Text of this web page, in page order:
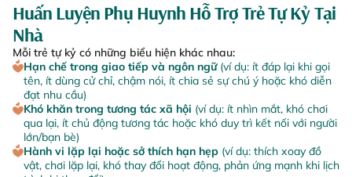
Huấn Luyện Phụ Huynh Hỗ Trợ Trẻ Tự Kỷ Tại
Nhà
Mỗi trẻ tự kỷ có những biểu hiện khác nhau:
Hạn chế trong giao tiếp và ngôn ngữ (ví dụ: ít đáp lại khi gọi
tên, ít dùng cử chỉ, chậm nói, ít chia sẻ sự chú ý hoặc khó diễn
đạt nhu cầu)
Khó khăn trong tương tác xã hội (ví dụ: ít nhìn mắt, khó chơi
qua lại, ít chủ động tương tác hoặc khó duy trì kết nối với người
lớn/bạn bè)
Hành vi lặp lại hoặc sở thích hạn hẹp (ví dụ: thích xoay đồ
vật, chơi lặp lại, khó thay đổi hoạt động, phản ứng mạnh khi lịch